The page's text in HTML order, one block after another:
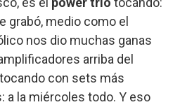
grabó, medio como el
nos dio muchas ganas
arriba del
con sets más
a la miércoles todo. Y eso